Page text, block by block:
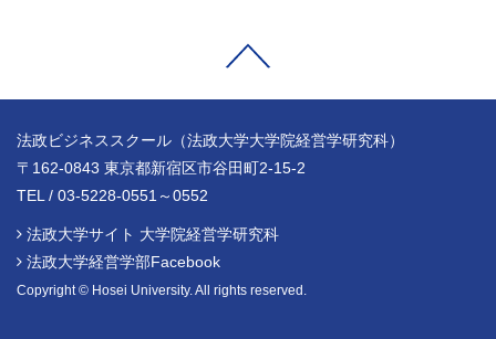
法政ビジネススクール（法政大学大学院経営学研究科）
〒162-0843 東京都新宿区市谷田町2-15-2
TEL / 03-5228-0551～0552
法政大学サイト 大学院経営学研究科
法政大学経営学部Facebook
Copyright © Hosei University. All rights reserved.